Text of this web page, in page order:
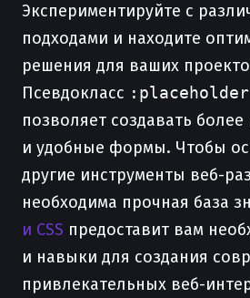
Экспериментируйте с
подходами и находите
решения для ваших
Псевдокласс
позволяет создавать
и удобные формы. Чтобы
другие инструменты веб-
необходима прочная база
и CSS предоставит вам
и навыки для создания
привлекательных веб-